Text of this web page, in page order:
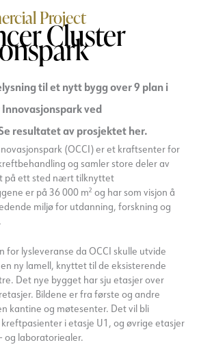
Project
Cluster
til et nytt bygg over 9 plan i
Innovasjonspark ved
resultatet av prosjektet her.
(OCCI) er et kraftsenter for
og samler store deler av
på ett sted nært tilknyttet
er på 36 000 m² og har som visjon å
miljø for utdanning, forskning og
for lysleveranse da OCCI skulle utvide
ny lamell, knyttet til de eksisterende
Det nye bygget har sju etasjer over
Bildene er fra første og andre
kantine og møtesenter. Det vil bli
i etasje U1, og øvrige etasjer
og laboratoriealer.